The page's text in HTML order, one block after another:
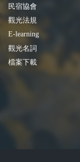
民宿協會
觀光法規
E-learning
觀光名詞
檔案下載